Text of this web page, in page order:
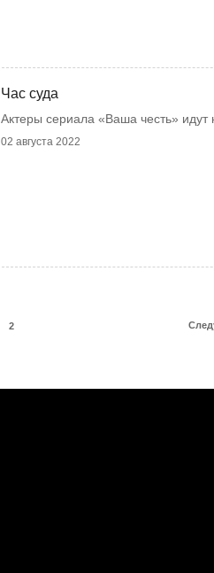
Час суда
Актеры сериала «Ваша честь»
02 августа 2022
2